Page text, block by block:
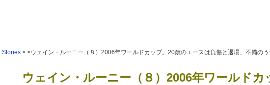
Stories > >ウェイン・ルーニー（８）2006年ワールドカップ。20歳のエースは負傷と退場、不備の
ウェイン・ルーニー（８）2006年ワールドカ